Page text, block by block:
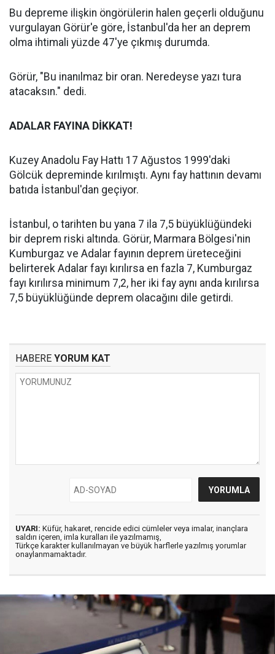
Bu depreme ilişkin öngörülerin halen geçerli olduğunu
vurgulayan Görür'e göre, İstanbul'da her an deprem
olma ihtimali yüzde 47'ye çıkmış durumda.
Görür, "Bu inanılmaz bir oran. Neredeyse yazı tura
atacaksın." dedi.
ADALAR FAYINA DİKKAT!
Kuzey Anadolu Fay Hattı 17 Ağustos 1999'daki
Gölcük depreminde kırılmıştı. Aynı fay hattının devamı
batıda İstanbul'dan geçiyor.
İstanbul, o tarihten bu yana 7 ila 7,5 büyüklüğündeki
bir deprem riski altında. Görür, Marmara Bölgesi'nin
Kumburgaz ve Adalar fayının deprem üreteceğini
belirterek Adalar fayı kırılırsa en fazla 7, Kumburgaz
fayı kırılırsa minimum 7,2, her iki fay aynı anda kırılırsa
7,5 büyüklüğünde deprem olacağını dile getirdi.
HABERE YORUM KAT
UYARI: Küfür, hakaret, rencide edici cümleler veya imalar, inançlara
saldırı içeren, imla kuralları ile yazılmamış,
Türkçe karakter kullanılmayan ve büyük harflerle yazılmış yorumlar
onaylanmamaktadır.